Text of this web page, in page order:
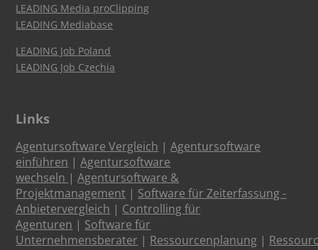
LEADING Media proClipping
LEADING Mediabase
LEADING Job Poland
LEADING Job Czechia
Links
Agentursoftware Vergleich |Agentursoftware
einführen |Agentursoftware
wechseln |Agentursoftware &
Projektmanagement | Software für Zeiterfassung -
Anbietervergleich | Controlling für
Agenturen | Software für
Unternehmensberater | Ressourcenplanung |